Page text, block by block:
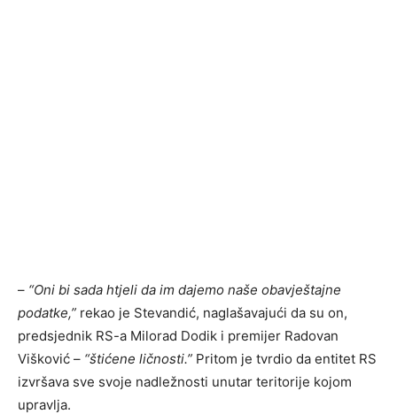
– “Oni bi sada htjeli da im dajemo naše obavještajne
podatke,” rekao je Stevandić, naglašavajući da su on,
predsjednik RS-a Milorad Dodik i premijer Radovan
Višković – “štićene ličnosti.” Pritom je tvrdio da entitet RS
izvršava sve svoje nadležnosti unutar teritorije kojom
upravlja.